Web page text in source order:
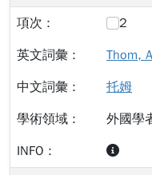
2
Thom,
托姆
外國學